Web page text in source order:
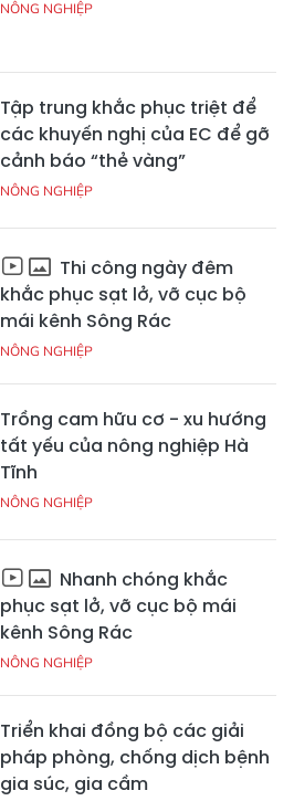
NÔNG NGHIỆP
Tập trung khắc phục triệt để
các khuyến nghị của EC để gỡ
cảnh báo “thẻ vàng”
NÔNG NGHIỆP
Thi công ngày đêm
khắc phục sạt lở, vỡ cục bộ
mái kênh Sông Rác
NÔNG NGHIỆP
Trồng cam hữu cơ - xu hướng
tất yếu của nông nghiệp Hà
Tĩnh
NÔNG NGHIỆP
Nhanh chóng khắc
phục sạt lở, vỡ cục bộ mái
kênh Sông Rác
NÔNG NGHIỆP
Triển khai đồng bộ các giải
pháp phòng, chống dịch bệnh
gia súc, gia cầm